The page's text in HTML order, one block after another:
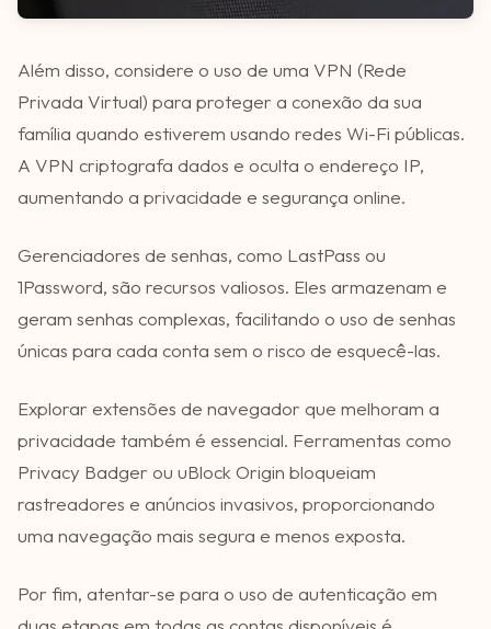
Além disso, considere o uso de uma VPN (Rede
Privada Virtual) para proteger a conexão da sua
família quando estiverem usando redes Wi-Fi públicas.
A VPN criptografa dados e oculta o endereço IP,
aumentando a privacidade e segurança online.
Gerenciadores de senhas, como LastPass ou
1Password, são recursos valiosos. Eles armazenam e
geram senhas complexas, facilitando o uso de senhas
únicas para cada conta sem o risco de esquecê-las.
Explorar extensões de navegador que melhoram a
privacidade também é essencial. Ferramentas como
Privacy Badger ou uBlock Origin bloqueiam
rastreadores e anúncios invasivos, proporcionando
uma navegação mais segura e menos exposta.
Por fim, atentar-se para o uso de autenticação em